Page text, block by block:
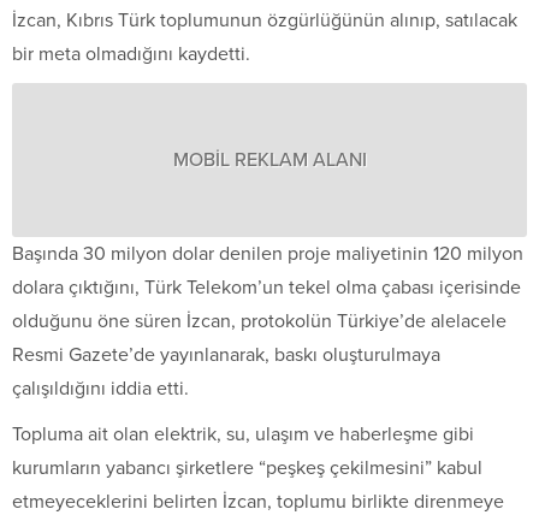
İzcan, Kıbrıs Türk toplumunun özgürlüğünün alınıp, satılacak
bir meta olmadığını kaydetti.
MOBİL REKLAM ALANI
Başında 30 milyon dolar denilen proje maliyetinin 120 milyon
dolara çıktığını, Türk Telekom’un tekel olma çabası içerisinde
olduğunu öne süren İzcan, protokolün Türkiye’de alelacele
Resmi Gazete’de yayınlanarak, baskı oluşturulmaya
çalışıldığını iddia etti.
Topluma ait olan elektrik, su, ulaşım ve haberleşme gibi
kurumların yabancı şirketlere “peşkeş çekilmesini” kabul
etmeyeceklerini belirten İzcan, toplumu birlikte direnmeye